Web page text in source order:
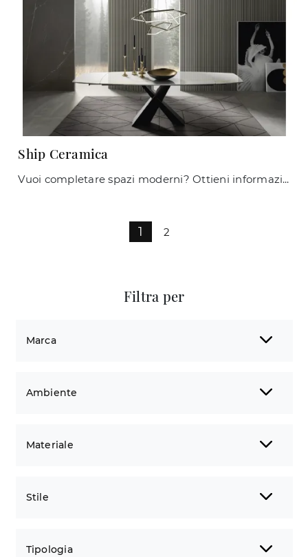
Ship Ceramica
Vuoi completare spazi moderni? Ottieni informazioni sui tavoli moderni allungabili: il modello da pranzo Ship Ceramica ti aspetta.
1 2
Filtra per
Marca
Ambiente
Materiale
Stile
Tipologia